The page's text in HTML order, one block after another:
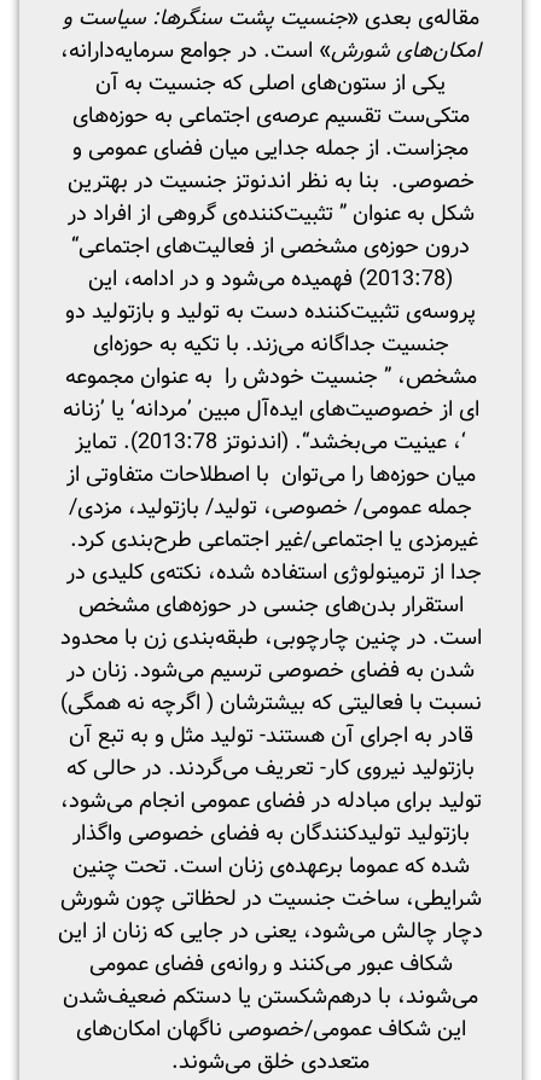
مقاله‌ی بعدی «جنسیت پشت سنگرها: سیاست و
امکان‌های شورش» است. در جوامع سرمایه‌دارانه،
یکی از ستون‌های اصلی که جنسیت به آن
متکی‌ست تقسیم عرصه‌ی اجتماعی به حوزه‌های
مجزاست. از جمله جدایی میان فضای عمومی و
خصوصی‌. بنا به نظر اندنوتز جنسیت در بهترین
شکل به عنوان ” تثبیت‌کننده‌ی گروهی از افراد در
درون حوزه‌ی مشخصی از فعالیت‌های اجتماعی“
(2013:78) فهمیده می‌شود و در ادامه، این
پروسه‌ی تثبیت‌کننده دست به تولید و بازتولید دو
جنسیت جداگانه می‌زند. با تکیه به حوزه‌ا‌ی
مشخص، ” جنسیت‌ خودش را به عنوان مجموعه
ای از خصوصیت‌های ایده‌آل مبین ’مردانه‘ یا ’زنانه
‘، عینیت می‌بخشد“. (اندنوتز 2013:78). تمایز
میان حوزه‌ها را می‌توان با اصطلاحات متفاوتی از
جمله عمومی/ خصوصی، تولید/ بازتولید، مزدی/
غیرمزدی یا اجتماعی/غیر اجتماعی طرح‌بندی کرد.
جدا از ترمینولوژی استفاده شده، نکته‌ی کلیدی در
استقرار بدن‌های جنسی در حوزه‌های مشخص
است. در چنین چارچوبی، طبقه‌بندی زن با محدود
شدن به فضای خصوصی ترسیم می‌شود. زنان در
نسبت با فعالیتی که بیشترشان ( اگرچه نه همگی)
قادر به اجرای آن هستند- تولید مثل و به تبع آن
بازتولید نیروی کار- تعریف می‌گردند. در حالی که
تولید برای مبادله در فضای عمومی انجام می‌شود،
بازتولید تولیدکنندگان به فضای خصوصی واگذار
شده که عموما برعهده‌ی زنان است. تحت چنین
شرایطی، ساخت جنسیت در لحظاتی چون شورش
دچار چالش می‌شود، یعنی در جایی که زنان از این
شکاف عبور می‌کنند و روانه‌ی فضای عمومی
می‌شوند، با درهم‌شکستن یا دستکم ضعیف‌شدن
این شکاف عمومی/خصوصی ناگهان امکان‌های
متعددی خلق می‌شوند.